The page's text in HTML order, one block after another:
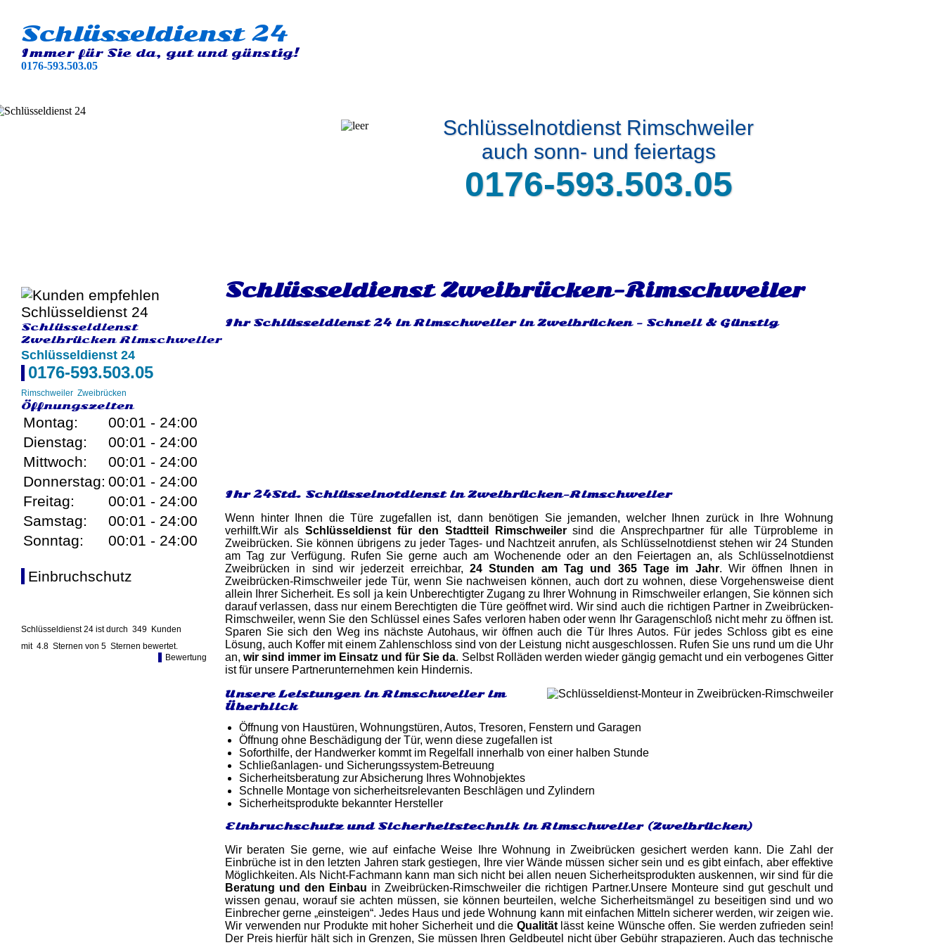
Schlüsseldienst 24
Immer für Sie da, gut und günstig!
0176-593.503.05
Schlüsselnotdienst Rimschweiler
auch sonn- und feiertags
0176-593.503.05
Schlüsseldienst
Zweibrücken Rimschweiler
Schlüsseldienst 24
0176-593.503.05
Rimschweiler Zweibrücken
Öffnungszeiten
Montag:
00:01 - 24:00
Dienstag:
00:01 - 24:00
Mittwoch:
00:01 - 24:00
Donnerstag: 00:01 - 24:00
Freitag:
00:01 - 24:00
Samstag:
00:01 - 24:00
Sonntag:
00:01 - 24:00
Einbruchschutz
Schlüsseldienst 24 ist durch 349 Kunden
mit 4.8 Sternen von 5 Sternen bewertet.
Bewertung
Schlüsseldienst Zweibrücken-Rimschweiler
Ihr Schlüsseldienst 24 in Rimschweiler in Zweibrücken - Schnell & Günstig
Ihr 24Std. Schlüsselnotdienst in Zweibrücken-Rimschweiler
Wenn hinter Ihnen die Türe zugefallen ist, dann benötigen Sie jemanden, welcher Ihnen zurück in Ihre Wohnung
verhilft.Wir als Schlüsseldienst für den Stadtteil Rimschweilersind die Ansprechpartner für alle Türprobleme in
Zweibrücken. Sie können übrigens zu jeder Tages- und Nachtzeit anrufen, als Schlüsselnotdienst stehen wir 24 Stunden
am Tag zur Verfügung. Rufen Sie gerne auch am Wochenende oder an den Feiertagen an, als Schlüsselnotdienst
Zweibrücken in sind wir jederzeit erreichbar, 24 Stunden am Tag und 365 Tage im Jahr. Wir öffnen Ihnen in
Zweibrücken-Rimschweiler jede Tür, wenn Sie nachweisen können, auch dort zu wohnen, diese Vorgehensweise dient
allein Ihrer Sicherheit. Es soll ja kein Unberechtigter Zugang zu Ihrer Wohnung in Rimschweiler erlangen, Sie können sich
darauf verlassen, dass nur einem Berechtigten die Türe geöffnet wird. Wir sind auch die richtigen Partner in Zweibrücken-
Rimschweiler, wenn Sie den Schlüssel eines Safes verloren haben oder wenn Ihr Garagenschloß nicht mehr zu öffnen ist.
Sparen Sie sich den Weg ins nächste Autohaus, wir öffnen auch die Tür Ihres Autos. Für jedes Schloss gibt es eine
Lösung, auch Koffer mit einem Zahlenschloss sind von der Leistung nicht ausgeschlossen. Rufen Sie uns rund um die Uhr
an,wir sind immer im Einsatz und für Sie da. Selbst Rolläden werden wieder gängig gemacht und ein verbogenes Gitter
ist für unsere Partnerunternehmen kein Hindernis.
Unsere Leistungen in Rimschweiler im
Überblick
Öffnung von Haustüren, Wohnungstüren, Autos, Tresoren, Fenstern und Garagen
Öffnung ohne Beschädigung der Tür, wenn diese zugefallen ist
Soforthilfe, der Handwerker kommt im Regelfall innerhalb von einer halben Stunde
Schließanlagen- und Sicherungssystem-Betreuung
Sicherheitsberatung zur Absicherung Ihres Wohnobjektes
Schnelle Montage von sicherheitsrelevanten Beschlägen und Zylindern
Sicherheitsprodukte bekannter Hersteller
Einbruchschutz und Sicherheitstechnik in Rimschweiler (Zweibrücken)
Wir beraten Sie gerne, wie auf einfache Weise Ihre Wohnung in Zweibrücken gesichert werden kann. Die Zahl der
Einbrüche ist in den letzten Jahren stark gestiegen, Ihre vier Wände müssen sicher sein und es gibt einfach, aber effektive
Möglichkeiten. Als Nicht-Fachmann kann man sich nicht bei allen neuen Sicherheitsprodukten auskennen, wir sind für die
Beratung und den Einbau in Zweibrücken-Rimschweiler die richtigen Partner.Unsere Monteure sind gut geschult und
wissen genau, worauf sie achten müssen, sie können beurteilen, welche Sicherheitsmängel zu beseitigen sind und wo
Einbrecher gerne „einsteigen“. Jedes Haus und jede Wohnung kann mit einfachen Mitteln sicherer werden, wir zeigen wie.
Wir verwenden nur Produkte mit hoher Sicherheit und die Qualitätlässt keine Wünsche offen. Sie werden zufrieden sein!
Der Preis hierfür hält sich in Grenzen, Sie müssen Ihren Geldbeutel nicht über Gebühr strapazieren. Auch das technische